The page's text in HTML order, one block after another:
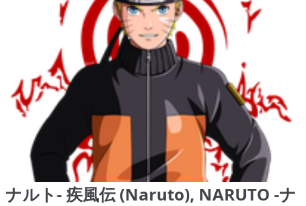
ナルト- 疾風伝 (Naruto), NARUTO -ナ